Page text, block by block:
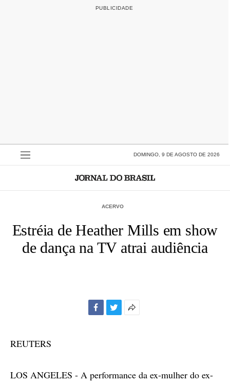
DOMINGO, 9 DE AGOSTO DE 2026
ACERVO
Estréia de Heather Mills em show
de dança na TV atrai audiência
REUTERS
LOS ANGELES - A performance da ex-mulher do ex-